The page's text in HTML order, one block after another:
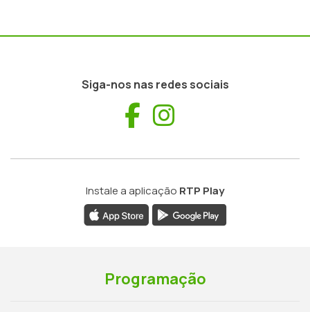
Siga-nos nas redes sociais
Facebook
Instale a aplicação RTP Play
Programação